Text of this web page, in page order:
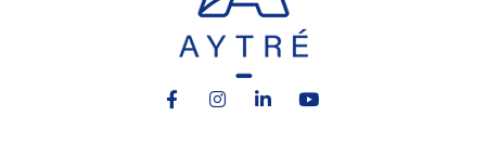
Lien vers le compte Facebook
Lien vers le compte Instagram
Lien vers le compte Linkedin
Lien vers la chaîne